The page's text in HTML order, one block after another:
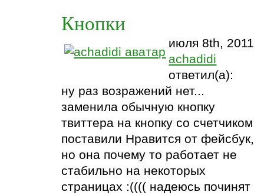
Кнопки
июля 8th, 2011
achadidi
ответил(а):
ну раз возражений нет...
заменила обычную кнопку
твиттера на кнопку со счетчиком
поставили Нравится от фейсбук,
но она почему то работает не
стабильно на некоторых
страницах :(((( надеюсь починят